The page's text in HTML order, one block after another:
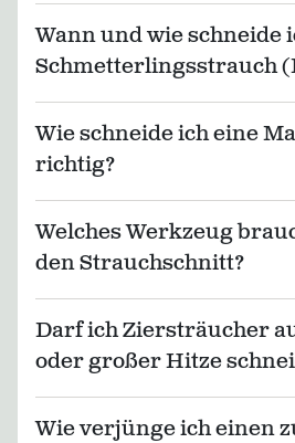
Wann und wie schneide
Schmetterlingsstrauch
Wie schneide ich eine
richtig?
Welches Werkzeug
den Strauchschnitt?
Darf ich Ziersträucher
oder großer Hitze
Wie verjünge ich einen